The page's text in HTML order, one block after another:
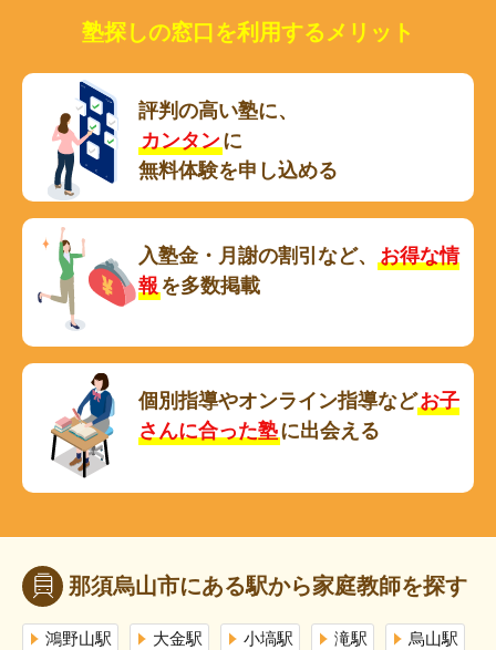
塾探しの窓口を利用するメリット
評判の高い塾に、
カンタンに
無料体験を申し込める
入塾金・月謝の割引など、
お得な情
報を多数掲載
個別指導やオンライン指導などお子
さんに合った塾に出会える
那須烏山市にある駅から家庭教師を探す
鴻野山駅 大金駅 小塙駅 滝駅 烏山駅